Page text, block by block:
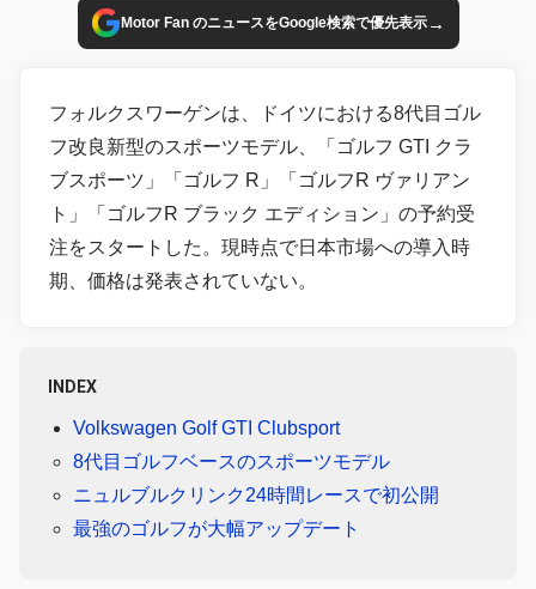
Motor Fan のニュースをGoogle検索で優先表示→
フォルクスワーゲンは、ドイツにおける8代目ゴル
フ改良新型のスポーツモデル、「ゴルフ GTI クラ
ブスポーツ」「ゴルフ R」「ゴルフR ヴァリアン
ト」「ゴルフR ブラック エディション」の予約受
注をスタートした。現時点で日本市場への導入時
期、価格は発表されていない。
INDEX
Volkswagen Golf GTI Clubsport
8代目ゴルフベースのスポーツモデル
ニュルブルクリンク24時間レースで初公開
最強のゴルフが大幅アップデート